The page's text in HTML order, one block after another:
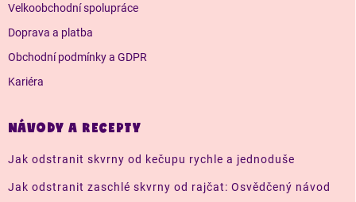
Velkoobchodní spolupráce
Doprava a platba
Obchodní podmínky a GDPR
Kariéra
NÁVODY A RECEPTY
Jak odstranit skvrny od kečupu rychle a jednoduše
Jak odstranit zaschlé skvrny od rajčat: Osvědčený návod